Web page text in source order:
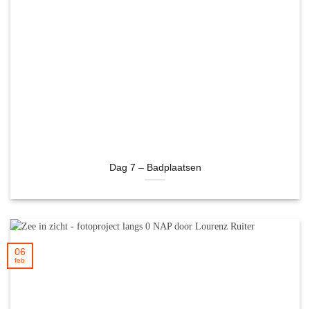
Dag 7 – Badplaatsen
06
feb